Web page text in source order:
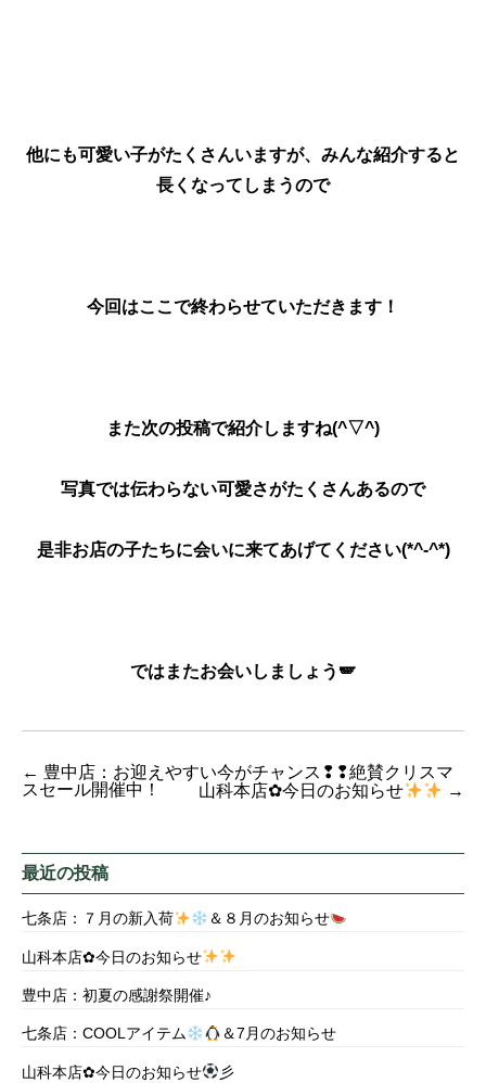
他にも可愛い子がたくさんいますが、みんな紹介すると
長くなってしまうので
今回はここで終わらせていただきます！
また次の投稿で紹介しますね(^▽^)
写真では伝わらない可愛さがたくさんあるので
是非お店の子たちに会いに来てあげてください(*^-^*)
ではまたお会いしましょう🪽
← 豊中店：お迎えやすい今がチャンス❢❢絶賛クリスマ
スセール開催中！
山科本店✿今日のお知らせ →
最近の投稿
七条店：７月の新入荷 ＆８月のお知らせ
山科本店✿今日のお知らせ
豊中店：初夏の感謝祭開催♪
七条店：COOLアイテム ＆7月のお知らせ
山科本店✿今日のお知らせ 彡